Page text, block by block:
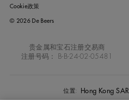
Cookie政策
© 2026 De Beers
贵金属和宝石注册交易商
注册号码： B-B-24-02-05481
位置: Hong Kong SAR